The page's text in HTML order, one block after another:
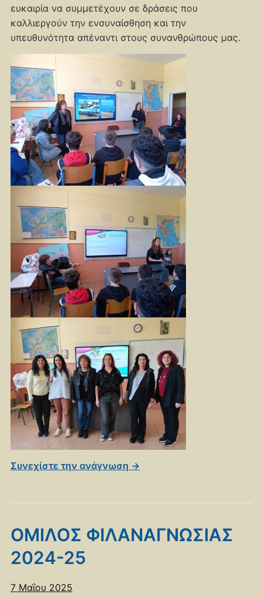
ευκαιρία να συμμετέχουν σε δράσεις που
καλλιεργούν την ενσυναίσθηση και την
υπευθυνότητα απέναντι στους συνανθρώπους μας.
Συνεχίστε την ανάγνωση →
ΟΜΙΛΟΣ ΦΙΛΑΝΑΓΝΩΣΙΑΣ
2024-25
7 Μαΐου 2025